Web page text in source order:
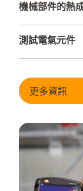
機械部件的熱
高溫範圍內
測試電氣元件
識別缺陷組
更多資訊